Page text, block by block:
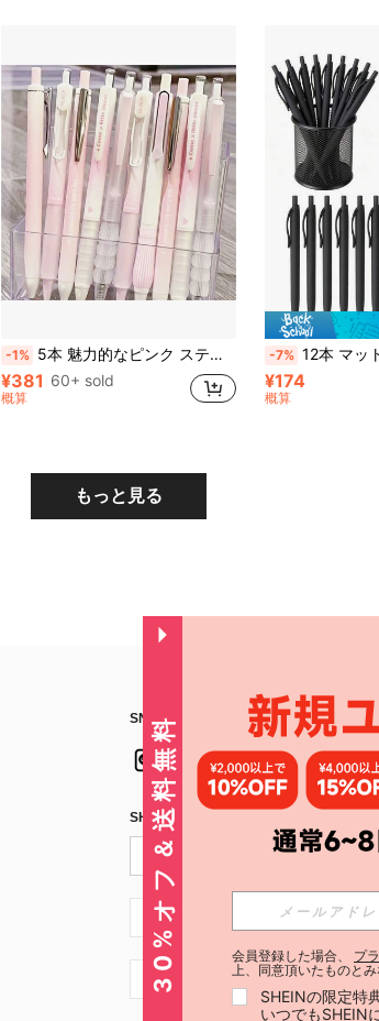
-1% 5本 魅力的なピンク スティック プッシュペン、0.5mm黒色ニュートラルペン、学生や事務職員向け、箱入り 新学期
¥381 60+ sold
概算
-7% 12本 マットブラック 油性ボールペン、ワンタッチ式、ミニマルス
¥174
概算
もっと見る
SNSフォローはこちら：
SHEIN STYLE NEWSを購読する
JP + 81
JP + 81
30%オフ＆送料無料 会員登録した場合、 プ
上、同意頂いたものとみ
SHEINの限定特
いつでもSHEIN